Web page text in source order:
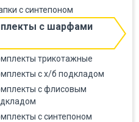
с синтепоном
с шарфами
трикотажные
с х/б подкладом
с флисовым
с синтепоном